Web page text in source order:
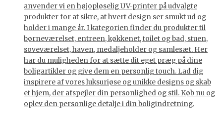
anvender vi en højopløselig UV-printer på udvalgte
produkter for at sikre, at hvert design ser smukt ud og
holder i mange år. I kategorien finder du produkter til
børneværelset, entreen, køkkenet, toilet og bad, stuen,
soveværelset, haven, medaljeholder og samlesæt. Her
har du muligheden for at sætte dit eget præg på dine
boligartikler og give dem en personlig touch. Lad dig
inspirere af vores luksuriøse og unikke designs og skab
et hjem, der afspejler din personlighed og stil. Køb nu og
oplev den personlige detalje i din boligindretning.